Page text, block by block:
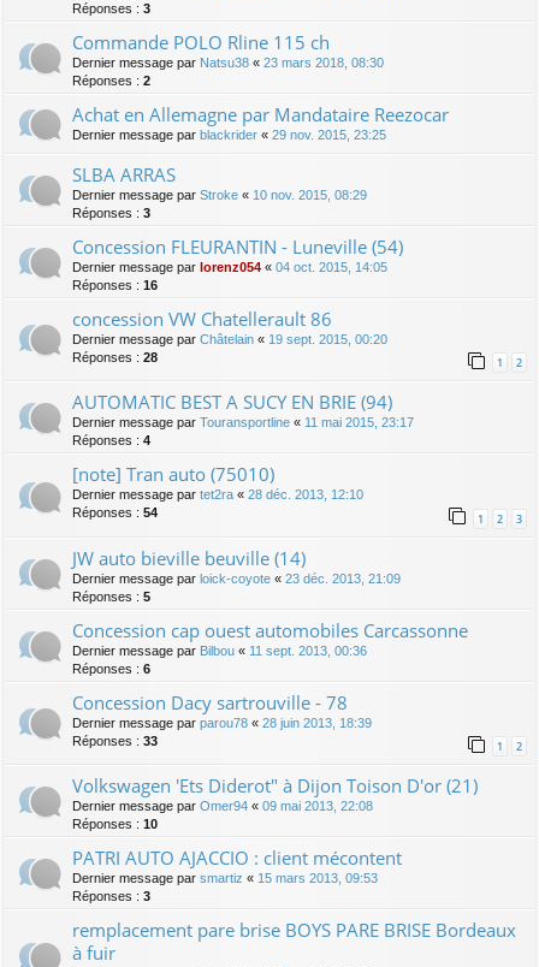
Réponses : 3
Commande POLO Rline 115 ch
Dernier message par Natsu38 « 23 mars 2018, 08:30
Réponses : 2
Achat en Allemagne par Mandataire Reezocar
Dernier message par blackrider « 29 nov. 2015, 23:25
SLBA ARRAS
Dernier message par Stroke « 10 nov. 2015, 08:29
Réponses : 3
Concession FLEURANTIN - Luneville (54)
Dernier message par lorenz054 « 04 oct. 2015, 14:05
Réponses : 16
concession VW Chatellerault 86
Dernier message par Châtelain « 19 sept. 2015, 00:20
Réponses : 28 1 2
AUTOMATIC BEST A SUCY EN BRIE (94)
Dernier message par Touransportline « 11 mai 2015, 23:17
Réponses : 4
[note] Tran auto (75010)
Dernier message par tet2ra « 28 déc. 2013, 12:10
Réponses : 54 1 2 3
JW auto bieville beuville (14)
Dernier message par loick-coyote « 23 déc. 2013, 21:09
Réponses : 5
Concession cap ouest automobiles Carcassonne
Dernier message par Bilbou « 11 sept. 2013, 00:36
Réponses : 6
Concession Dacy sartrouville - 78
Dernier message par parou78 « 28 juin 2013, 18:39
Réponses : 33 1 2
Volkswagen 'Ets Diderot" à Dijon Toison D'or (21)
Dernier message par Omer94 « 09 mai 2013, 22:08
Réponses : 10
PATRI AUTO AJACCIO : client mécontent
Dernier message par smartiz « 15 mars 2013, 09:53
Réponses : 3
remplacement pare brise BOYS PARE BRISE Bordeaux
à fuir